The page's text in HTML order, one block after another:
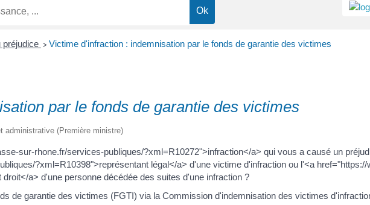
préjudice > Victime d'infraction : indemnisation par le fonds de garantie des victimes
par le fonds de garantie des victimes
administrative (Première ministre)
sur-rhone.fr/services-publiques/?xml=R10272">infraction</a> qui vous a causé un
?xml=R10398">représentant légal</a> d'une victime d'infraction ou l'<a
a> d'une personne décédée des suites d'une infraction ?
de garantie des victimes (FGTI) via la Commission d'indemnisation des victimes